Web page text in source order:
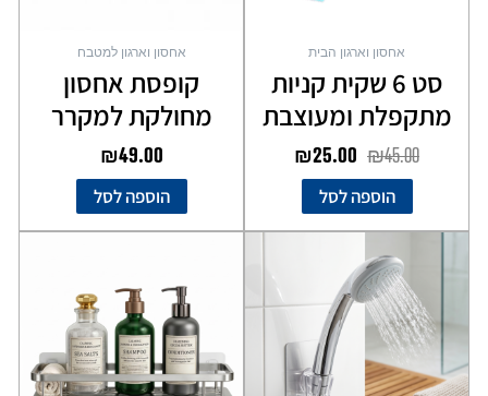
אחסון וארגון הבית
סט 6 שקית קניות
מתקפלת ומעוצבת
₪45.00
₪25.00
הוספה לסל
אחסון וארגון למטבח
קופסת אחסון
מחולקת למקרר
₪49.00
הוספה לסל
ניתן
לבחור